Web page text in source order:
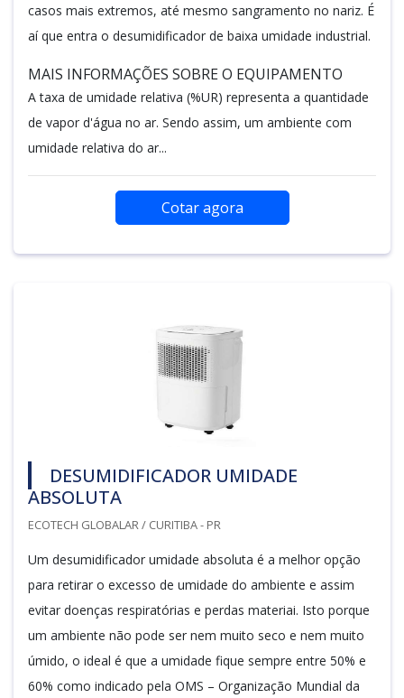
casos mais extremos, até mesmo sangramento no nariz. É
aí que entra o desumidificador de baixa umidade industrial.
MAIS INFORMAÇÕES SOBRE O EQUIPAMENTO
A taxa de umidade relativa (%UR) representa a quantidade
de vapor d'água no ar. Sendo assim, um ambiente com
umidade relativa do ar...
Cotar agora
DESUMIDIFICADOR UMIDADE
ABSOLUTA
ECOTECH GLOBALAR / CURITIBA - PR
Um desumidificador umidade absoluta é a melhor opção
para retirar o excesso de umidade do ambiente e assim
evitar doenças respiratórias e perdas materiai. Isto porque
um ambiente não pode ser nem muito seco e nem muito
úmido, o ideal é que a umidade fique sempre entre 50% e
60% como indicado pela OMS – Organização Mundial da